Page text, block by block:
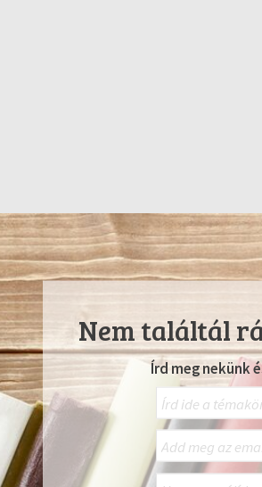
Nem találtál
Írd meg nekünk